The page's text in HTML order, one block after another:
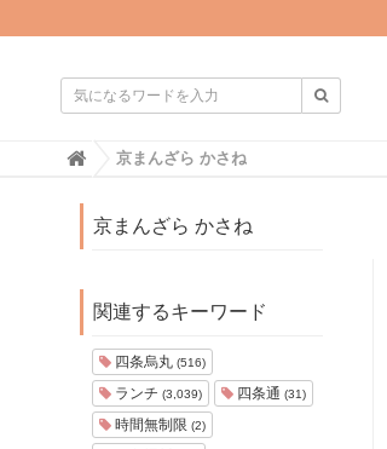
H
京まんざら かさね
京まんざら かさね
関連するキーワード
四条烏丸 (516)
ランチ (3,039) 四条通 (31)
時間無制限 (2)